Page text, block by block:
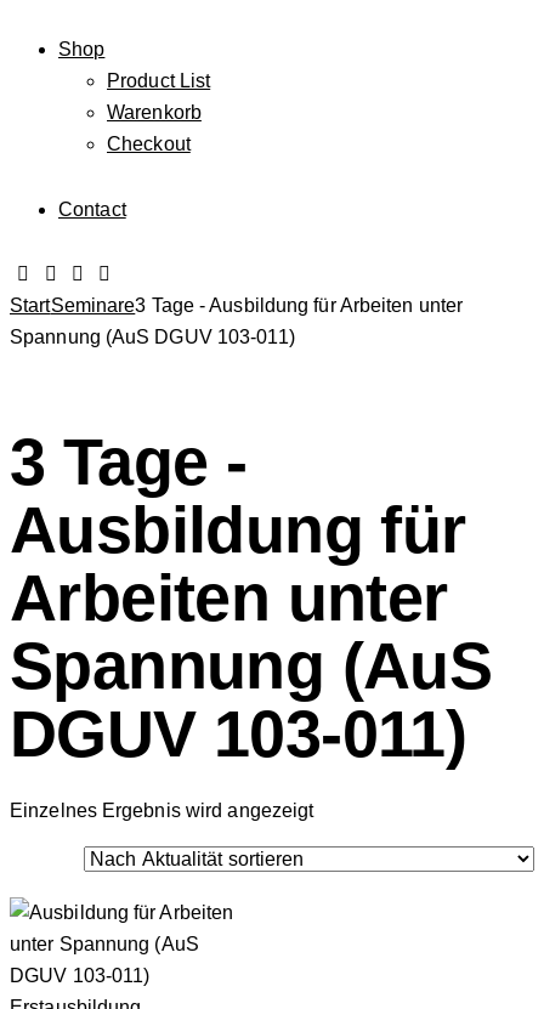
Shop
Product List
Warenkorb
Checkout
Contact
StartSeminare3 Tage - Ausbildung für Arbeiten unter
Spannung (AuS DGUV 103-011)
3 Tage -
Ausbildung für
Arbeiten unter
Spannung (AuS
DGUV 103-011)
Einzelnes Ergebnis wird angezeigt